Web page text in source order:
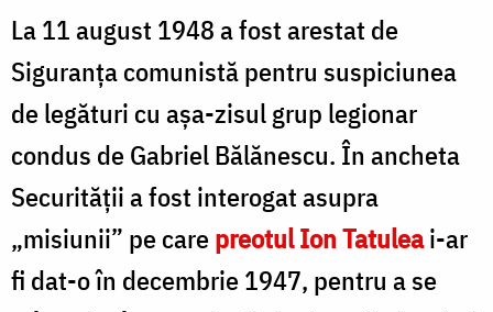
La 11 august 1948 a fost arestat de
Siguranța comunistă pentru suspiciunea
de legături cu așa-zisul grup legionar
condus de Gabriel Bălănescu. În ancheta
Securității a fost interogat asupra
„misiunii” pe carepreotul Ion Tatuleai-ar
fi dat-o în decembrie 1947, pentru a se